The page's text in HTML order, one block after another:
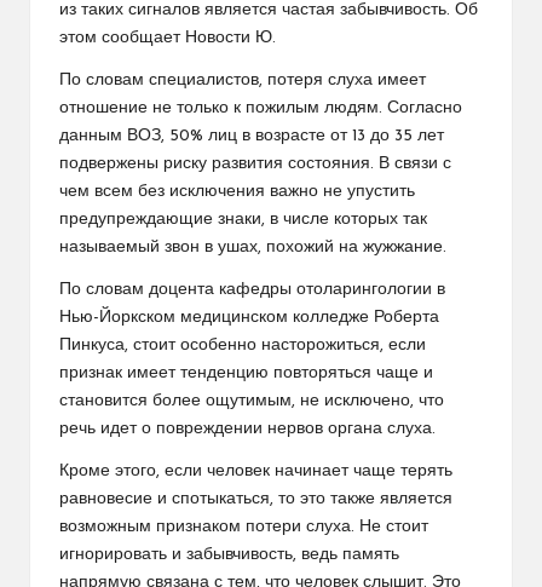
из таких сигналов является частая забывчивость. Об
этом сообщает Новости Ю.
По словам специалистов, потеря слуха имеет
отношение не только к пожилым людям. Согласно
данным ВОЗ, 50% лиц в возрасте от 13 до 35 лет
подвержены риску развития состояния. В связи с
чем всем без исключения важно не упустить
предупреждающие знаки, в числе которых так
называемый звон в ушах, похожий на жужжание.
По словам доцента кафедры отоларингологии в
Нью-Йоркском медицинском колледже Роберта
Пинкуса, стоит особенно насторожиться, если
признак имеет тенденцию повторяться чаще и
становится более ощутимым, не исключено, что
речь идет о повреждении нервов органа слуха.
Кроме этого, если человек начинает чаще терять
равновесие и спотыкаться, то это также является
возможным признаком потери слуха. Не стоит
игнорировать и забывчивость, ведь память
напрямую связана с тем, что человек слышит. Это